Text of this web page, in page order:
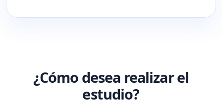
¿Cómo desea realizar el
estudio?